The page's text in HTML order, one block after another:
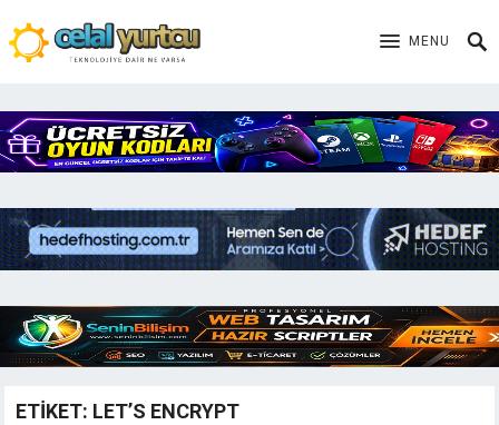
MENU
ETIKET: LET’S ENCRYPT